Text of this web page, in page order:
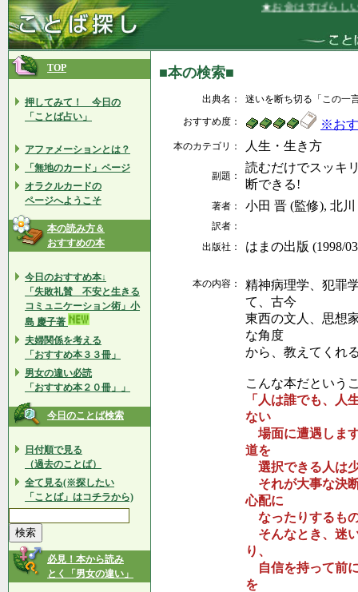
★お金はすばらしい
TOP
押してみて！ 今日の
「ことば占い」
アファメーションとは？
「無地のカード」ページ
オラクルカードの
ページへようこそ
本の読み方＆
おすすめの本
今日のおすすめ本↓
「失敗礼賛 不安と生きる
コミュニケーション術」小
島 慶子著
夫婦関係を考える
「おすすめ本３３冊」
男女の違い必読
「おすすめ本２０冊」」
今日のことば検索
日付順で見る
（過去のことば）
全て見る(※探したい
「ことば」はコチラから)
必見！本から読み
とく「男女の違い」
■本の検索■
出典名：
迷いを断ち切る「この一
おすすめ度：
※お
本のカテゴリ： 人生・生き方
副題：
読むだけでスッキ
断できる!
著者： 小田 晋 (監修), 北
訳者：
出版社：
はまの出版 (1998/
本の内容：
精神病理学、犯罪
て、古今
東西の文人、思想
な角度
から、教えてくれ
こんな本だという
「人は誰でも、人
ない
場面に遭遇しま
道を
選択できる人は
それが大事な決
心配に
なったりするも
そんなとき、迷
り、
自信を持って前
を